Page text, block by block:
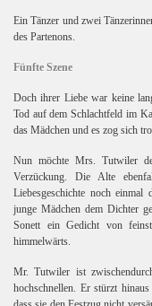
Ein Tänzer und zwei
des Partenons.
Fünfte Szene
Doch ihrer Liebe war keine
Tod auf dem Schlachtfeld im
das Mädchen und es zog sich
Nun möchte Mrs. Tutwiler
Verzückung. Die Alte
Liebesgeschichte noch
junge Mädchen dem Dichter
Sonett ein Gedicht von
himmelwärts.
Mr. Tutwiler ist
hochschnellen. Er stürzt